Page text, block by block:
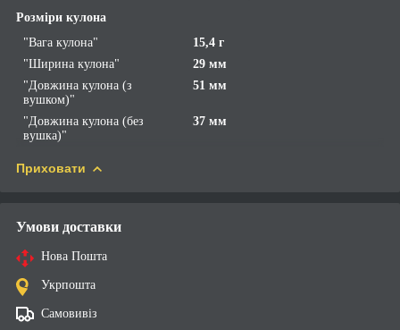
Розміри кулона
"Вага кулона"
15,4 г
"Ширина кулона"
29 мм
"Довжина кулона (з
вушком)"
51 мм
"Довжина кулона (без
вушка)"
37 мм
Приховати
Умови доставки
Нова Пошта
Укрпошта
Самовивіз